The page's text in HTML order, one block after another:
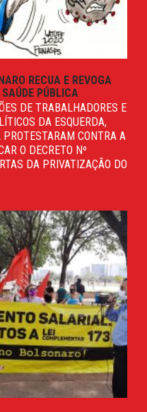
RECUA E REVOGA
PÚBLICA
DE TRABALHADORES E
DA ESQUERDA,
CONTRA A
O DECRETO Nº
DA PRIVATIZAÇÃO DO